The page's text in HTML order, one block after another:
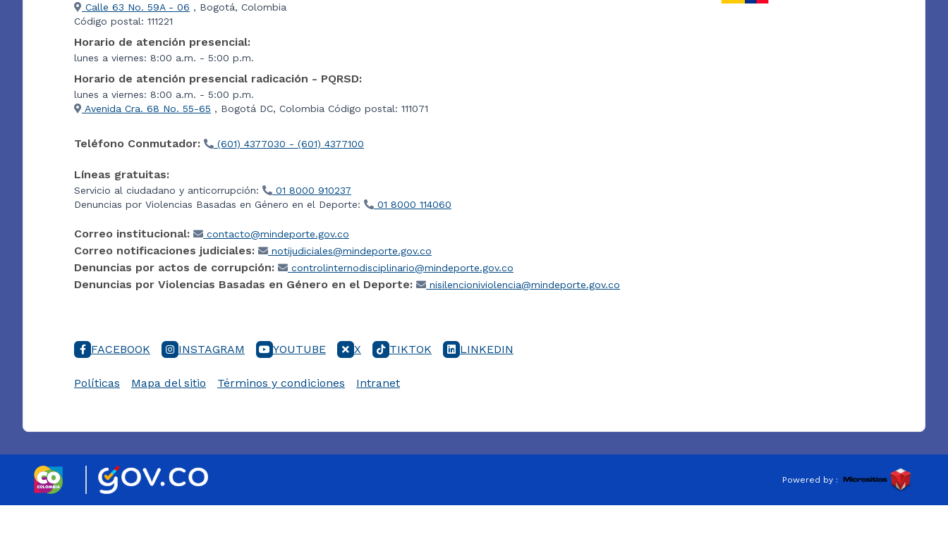
Calle 63 No. 59A - 06 , Bogotá, Colombia
Código postal: 111221
Horario de atención presencial:
lunes a viernes: 8:00 a.m. - 5:00 p.m.
Horario de atención presencial radicación - PQRSD:
lunes a viernes: 8:00 a.m. - 5:00 p.m.
Avenida Cra. 68 No. 55-65 , Bogotá DC, Colombia Código postal: 111071
Teléfono Conmutador: (601) 4377030 - (601) 4377100
Líneas gratuitas:
Servicio al ciudadano y anticorrupción:
01 8000 910237
Denuncias por Violencias Basadas en Género en el Deporte:
01 8000 114060
Correo institucional: contacto@mindeporte.gov.co
Correo notificaciones judiciales: notijudiciales@mindeporte.gov.co
Denuncias por actos de corrupción: controlinternodisciplinario@mindeporte.gov.co
Denuncias por Violencias Basadas en Género en el Deporte: nisilencioniviolencia@mindeporte.gov.co
FACEBOOK INSTAGRAM YOUTUBE X TIKTOK LINKEDIN
Políticas Mapa del sitio Términos y condiciones Intranet
Powered by :